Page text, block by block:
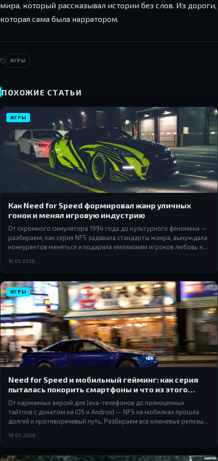
мира, который рассказывал истории без слов. Из дороги,
которая сама была нарратором.
ИГРЫ
ПОХОЖИЕ СТАТЬИ
ИГРЫ
Как Need for Speed формировал жанр уличных
гонок и менял игровую индустрию
От скромного симулятора 1994 года до культурного феномена —
разбираем, как серия NFS задавала стандарты жанра, вынуждала
конкурентов меняться и подарила миллионам игроков любовь к
19.05.2026
ИГРЫ
Need for Speed и мобильный гейминг: как серия
пыталась покорить смартфоны и что из этого
вышло
От карманных версий для Java-телефонов до полноценных
тайтлов с донатом на iOS и Android — NFS на мобилках прошла
долгий и противоречивый путь. Разбираем все ключевые релизы,
18.05.2026